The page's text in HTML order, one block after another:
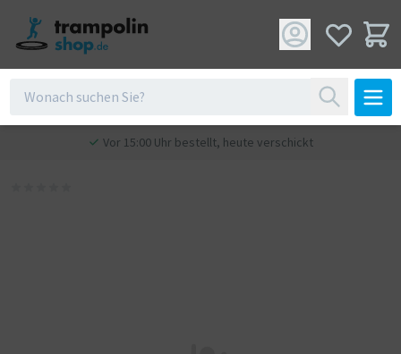
Vor 15:00 Uhr bestellt, heute verschickt